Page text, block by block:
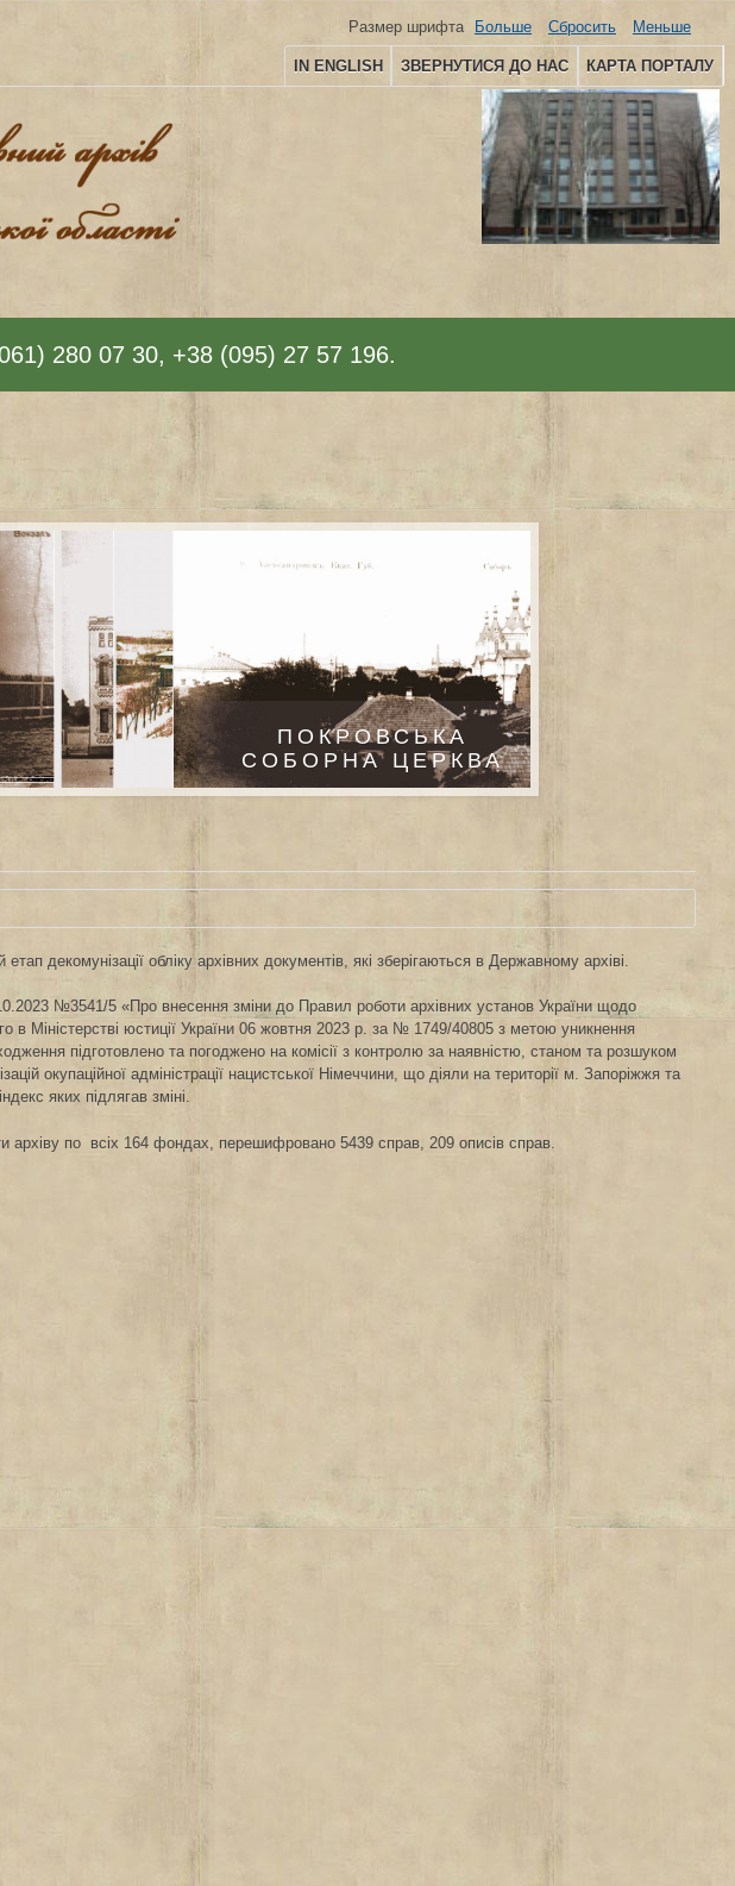
IN ENGLISH ЗВЕРНУТИСЯ ДО НАС КАРТА ПОРТАЛУ
Размер шрифта Больше Сбросить Меньше
280 07 30, +38 (095) 27 57 196.
ПОКРОВСЬКА
СОБОРНА ЦЕРКВА
декомунізації обліку архівних документів, які зберігаються в Державному архіві.
№3541/5 «Про внесення зміни до Правил роботи архівних установ України щодо
в Міністерстві юстиції України 06 жовтня 2023 р. за № 1749/40805 з метою уникнення
підготовлено та погоджено на комісії з контролю за наявністю, станом та розшуком
окупаційної адміністрації нацистської Німеччини, що діяли на території м. Запоріжжя та
яких підлягав зміні.
архіву по всіх 164 фондах, перешифровано 5439 справ, 209 описів справ.